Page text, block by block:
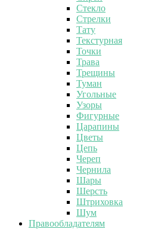
Стекло
Стрелки
Тату
Текстурная
Точки
Трава
Трещины
Туман
Угольные
Узоры
Фигурные
Царапины
Цветы
Цепь
Череп
Чернила
Шары
Шерсть
Штриховка
Шум
Правообладателям